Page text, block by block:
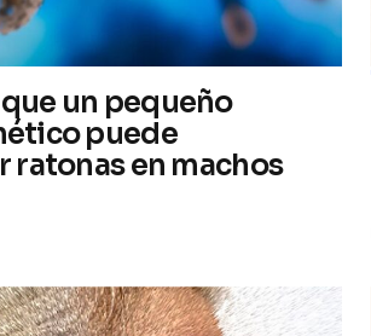
un pequeño
puede
ratonas en machos